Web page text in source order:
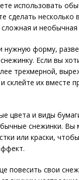
использовать
сделать несколько
сложная и
нужную форму,
Если вы
трехмерной,
склейте их вместе
цвета и виды
снежинки. Вы
или краски,
повесить свои